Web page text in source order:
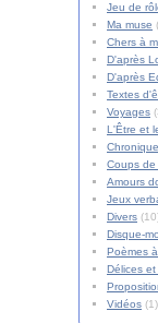
Jeu de
Ma muse
Chers à
D'après
D'après
Textes
Voyages
L'Être et
Coups de
Amours
Jeux
Divers
Disque-
Poèmes
Délices
Vidéos (1)